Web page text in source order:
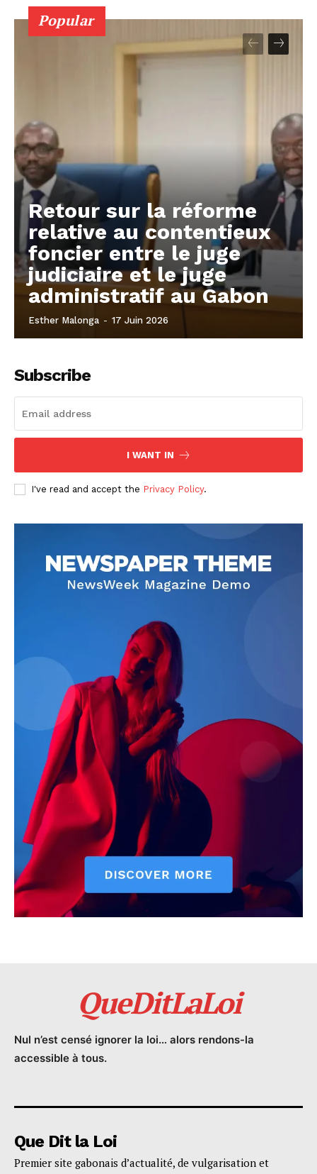
Popular
Retour sur la réforme
relative au contentieux
foncier entre le juge
judiciaire et le juge
administratif au Gabon
Esther Malonga - 17 Juin 2026
Subscribe
I WANT IN
I've read and accept the Privacy Policy.
QueDitLaLoi
Nul n’est censé ignorer la loi… alors rendons-la
accessible à tous.
Que Dit la Loi
Premier site gabonais d’actualité, de vulgarisation et